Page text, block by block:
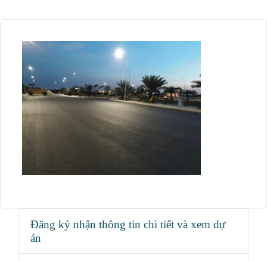
Đăng ký nhận thông tin chi tiết và xem dự
án